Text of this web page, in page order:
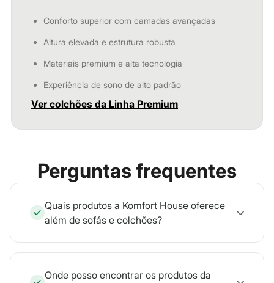
Conforto superior com camadas avançadas
Altura elevada e estrutura robusta
Materiais premium e alta tecnologia
Experiência de sono de alto padrão
Ver colchões da Linha Premium
Perguntas frequentes
Quais produtos a Komfort House oferece
além de sofás e colchões?
Onde posso encontrar os produtos da